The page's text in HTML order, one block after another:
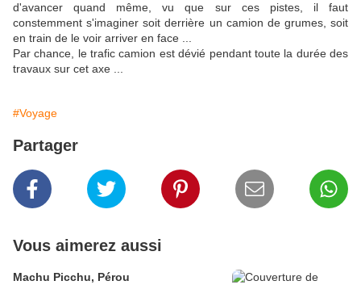
d'avancer quand même, vu que sur ces pistes, il faut
constemment s'imaginer soit derrière un camion de grumes, soit
en train de le voir arriver en face ...
Par chance, le trafic camion est dévié pendant toute la durée des
travaux sur cet axe ...
#Voyage
Partager
Vous aimerez aussi
Machu Picchu, Pérou